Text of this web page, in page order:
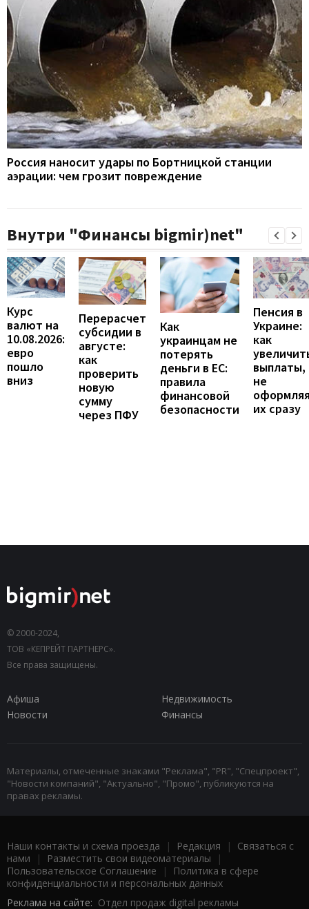
Россия наносит удары по Бортницкой станции
аэрации: чем грозит повреждение
Внутри "Финансы bigmir)net"
Курс
валют на
10.08.2026:
евро
пошло
вниз
Перерасчет
субсидии в
августе:
как
проверить
новую
сумму
через ПФУ
Как
украинцам не
потерять
деньги в ЕС:
правила
финансовой
безопасности
Пенсия в
Украине:
как
выплаты,
не
их сразу
© 2000-2024,
ТОВ «КЕПРЕЙТ ПАРТНЕРС».
Все права защищены.
Афиша
Недвижимость
Новости
Финансы
Материалы, отмеченные знаками "Реклама", "PR", "Спецпроект",
"Новости компаний", "Актуально", "Промо", публикуются на
правах рекламы.
Наши контакты и схема проезда | Редакция | Связаться с
нами | Разместить свои видеоматериалы |
Пользовательское Соглашение |
Политика в сфере
конфиденциальности и персональных данных
Реклама на сайте: Отдел продаж digital рекламы